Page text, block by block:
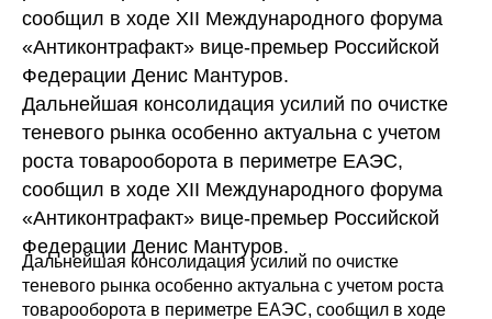
сообщил в ходе XII Международного форума
«Антиконтрафакт» вице-премьер Российской
Федерации Денис Мантуров.
Дальнейшая консолидация усилий по очистке
теневого рынка особенно актуальна с учетом
роста товарооборота в периметре ЕАЭС,
сообщил в ходе XII Международного форума
«Антиконтрафакт» вице-премьер Российской
Федерации Денис Мантуров.
Дальнейшая консолидация усилий по очистке
теневого рынка особенно актуальна с учетом роста
товарооборота в периметре ЕАЭС, сообщил в ходе